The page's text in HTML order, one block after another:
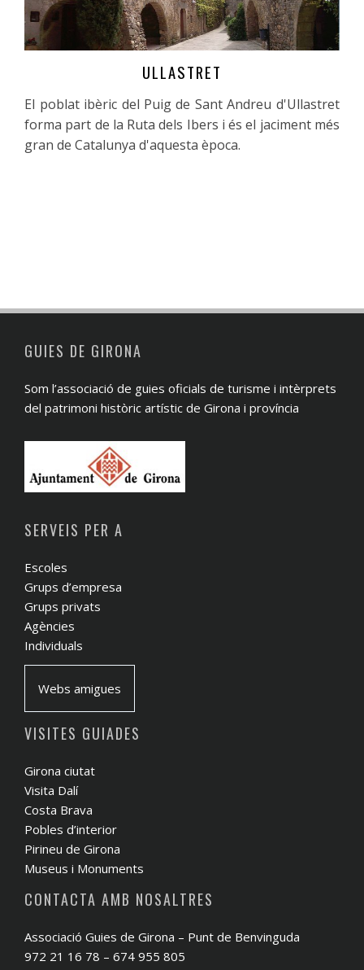
ULLASTRET
El poblat ibèric del Puig de Sant Andreu d'Ullastret
forma part de la Ruta dels Ibers i és el jaciment més
gran de Catalunya d'aquesta època.
GUIES DE GIRONA
Som l’associació de guies oficials de turisme i intèrprets
del patrimoni històric artístic de Girona i província
SERVEIS PER A
Escoles
Grups d’empresa
Grups privats
Agències
Individuals
Webs amigues
VISITES GUIADES
Girona ciutat
Visita Dalí
Costa Brava
Pobles d’interior
Pirineu de Girona
Museus i Monuments
CONTACTA AMB NOSALTRES
Associació Guies de Girona – Punt de Benvinguda
972 21 16 78 – 674 955 805